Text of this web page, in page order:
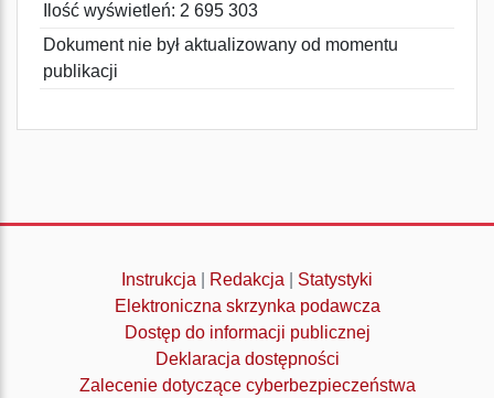
Ilość wyświetleń: 2 695 303
Dokument nie był aktualizowany od momentu
publikacji
Instrukcja Redakcja
Statystyki
Elektroniczna skrzynka podawcza
Dostęp do informacji publicznej
Deklaracja dostępności
Zalecenie dotyczące cyberbezpieczeństwa